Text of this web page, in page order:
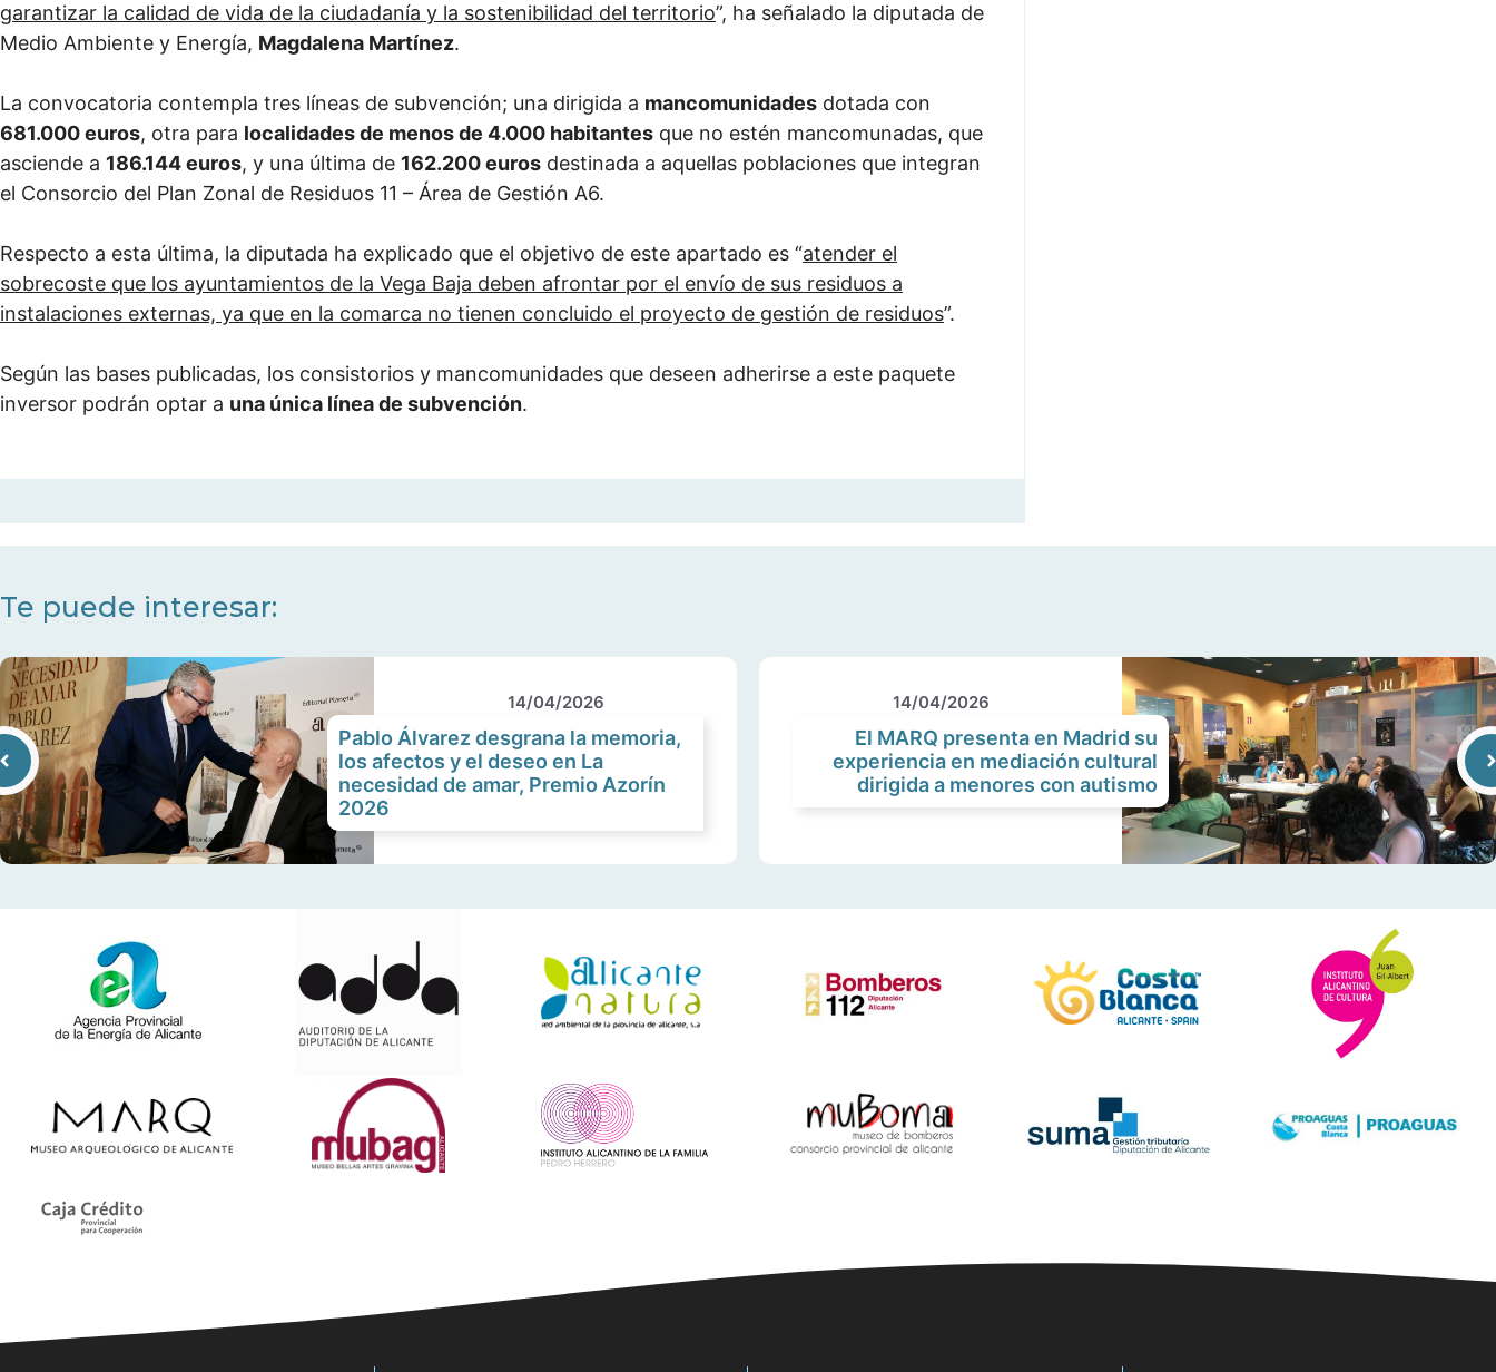
garantizar la calidad de vida de la ciudadanía y la sostenibilidad del territorio”, ha señalado la diputada de
Medio Ambiente y Energía, Magdalena Martínez.
La convocatoria contempla tres líneas de subvención; una dirigida a mancomunidades dotada con
681.000 euros, otra para localidades de menos de 4.000 habitantes que no estén mancomunadas, que
asciende a 186.144 euros, y una última de 162.200 euros destinada a aquellas poblaciones que integran
el Consorcio del Plan Zonal de Residuos 11 – Área de Gestión A6.
Respecto a esta última, la diputada ha explicado que el objetivo de este apartado es “atender el
sobrecoste que los ayuntamientos de la Vega Baja deben afrontar por el envío de sus residuos a
instalaciones externas, ya que en la comarca no tienen concluido el proyecto de gestión de residuos”.
Según las bases publicadas, los consistorios y mancomunidades que deseen adherirse a este paquete
inversor podrán optar a una única línea de subvención.
Te puede interesar:
14/04/2026
Pablo Álvarez desgrana la memoria,
los afectos y el deseo en La
necesidad de amar, Premio Azorín
2026
14/04/2026
El MARQ presenta en Madrid su
experiencia en mediación cultural
dirigida a menores con autismo